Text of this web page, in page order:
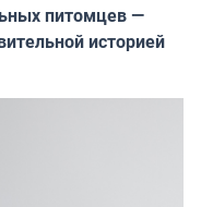
питомцев —
историей